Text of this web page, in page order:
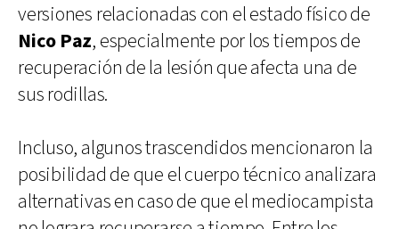
versiones relacionadas con el estado físico de
Nico Paz, especialmente por los tiempos de
recuperación de la lesión que afecta una de
sus rodillas.
Incluso, algunos trascendidos mencionaron la
posibilidad de que el cuerpo técnico analizara
alternativas en caso de que el mediocampista